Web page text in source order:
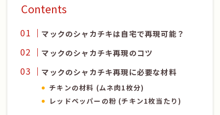
Contents
マックのシャカチキは自宅で再現可能？
マックのシャカチキ再現のコツ
マックのシャカチキ再現に必要な材料
チキンの材料 (ムネ肉1枚分)
レッドペッパーの粉 (チキン1枚当たり)